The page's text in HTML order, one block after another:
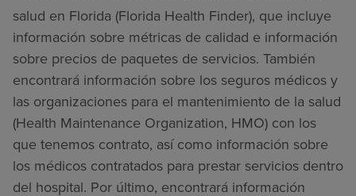
salud en Florida (Florida Health Finder), que incluye
información sobre métricas de calidad e información
sobre precios de paquetes de servicios. También
encontrará información sobre los seguros médicos y
las organizaciones para el mantenimiento de la salud
(Health Maintenance Organization, HMO) con los
que tenemos contrato, así como información sobre
los médicos contratados para prestar servicios dentro
del hospital. Por último, encontrará información